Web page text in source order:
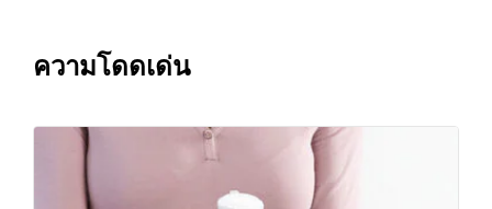
ความโดดเด่น